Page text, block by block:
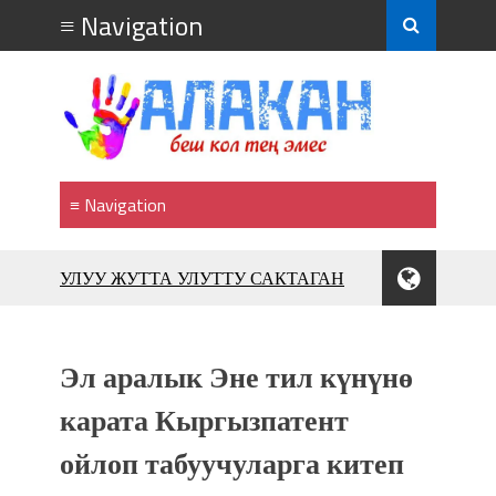
УЛУУ ЖУТТА УЛУТТУ САКТАГАН
фонтанов в Royal Central Park
Аида САЛЯНОВА: "Кыргыз шахмат
союзунун президенти болуп
шайланышым сыймык жана чоң
Эл аралык Эне тил күнүнө
карата Кыргызпатент
ойлоп табуучуларга китеп